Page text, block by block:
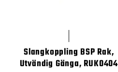
Slangkoppling BSP Rak,
Utvändig Gänga, RUK0404